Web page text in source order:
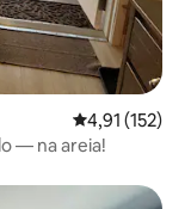
4,91 de uma
4,91 (152)
— na areia!